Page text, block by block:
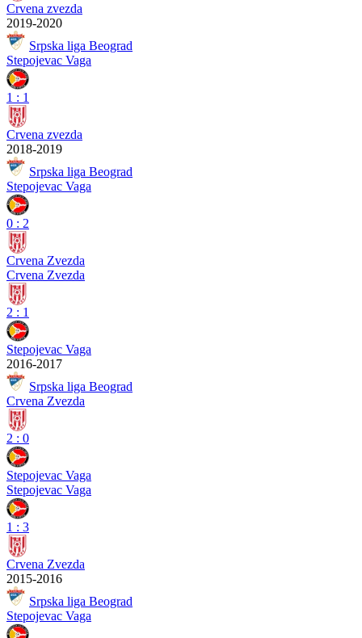
Crvena zvezda
2019-2020
Srpska liga Beograd
Stepojevac Vaga
1 : 1
Crvena zvezda
2018-2019
Srpska liga Beograd
Stepojevac Vaga
0 : 2
Crvena Zvezda
Crvena Zvezda
2 : 1
Stepojevac Vaga
2016-2017
Srpska liga Beograd
Crvena Zvezda
2 : 0
Stepojevac Vaga
Stepojevac Vaga
1 : 3
Crvena Zvezda
2015-2016
Srpska liga Beograd
Stepojevac Vaga